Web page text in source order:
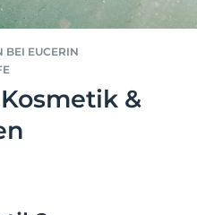
BEI EUCERIN
&